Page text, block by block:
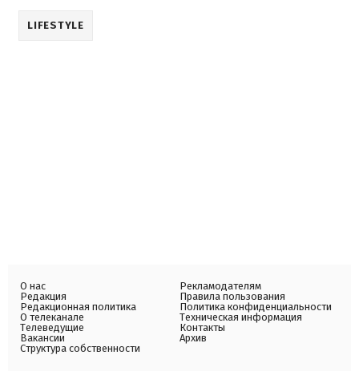
LIFESTYLE
О нас
Редакция
Редакционная политика
О телеканале
Телеведущие
Вакансии
Структура собственности
Рекламодателям
Правила пользования
Политика конфиденциальности
Техническая информация
Контакты
Архив